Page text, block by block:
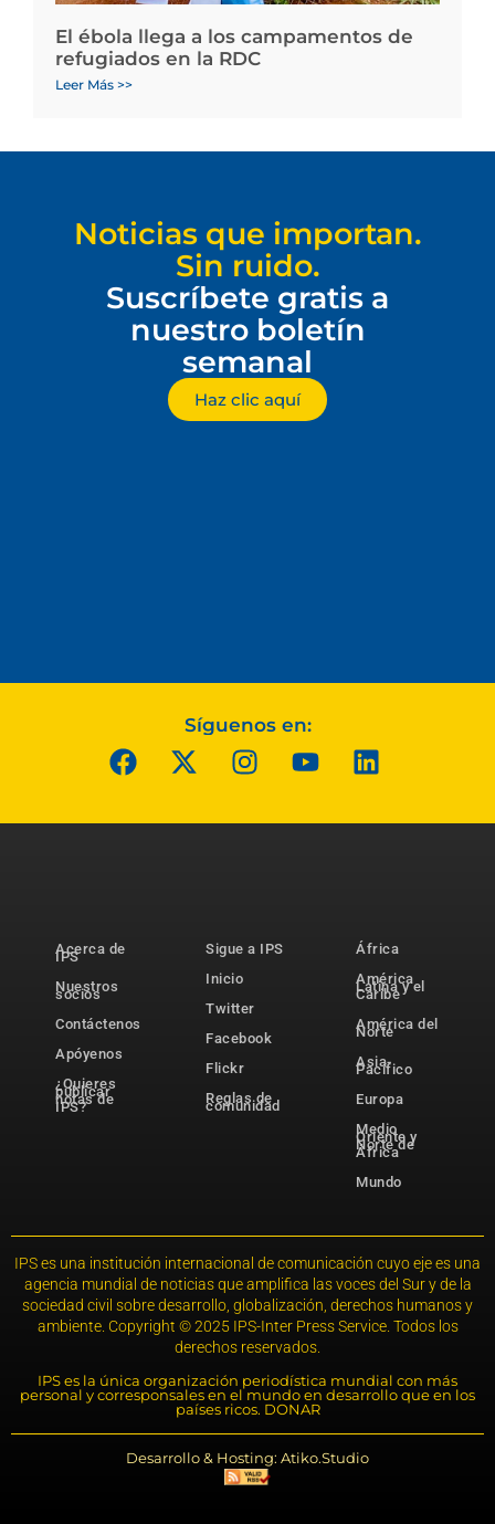
El ébola llega a los campamentos de
refugiados en la RDC
Leer Más >>
Noticias que importan.
Sin ruido.
Suscríbete gratis a
nuestro boletín
semanal
Haz clic aquí
Síguenos en:
Acerca de
IPS
Nuestros
socios
Contáctenos
Apóyenos
¿Quieres
publicar
notas de
IPS?
Sigue a IPS
Inicio
Twitter
Facebook
Flickr
Reglas de
comunidad
África
América
Latina y el
Caribe
América del
Norte
Asia-
Pacífico
Europa
Medio
Oriente y
Norte de
África
Mundo
IPS es una institución internacional de comunicación cuyo eje es una
agencia mundial de noticias que amplifica las voces del Sur y de la
sociedad civil sobre desarrollo, globalización, derechos humanos y
ambiente. Copyright © 2025 IPS-Inter Press Service. Todos los
derechos reservados.
IPS es la única organización periodística mundial con más
personal y corresponsales en el mundo en desarrollo que en los
países ricos. DONAR
Desarrollo & Hosting: Atiko.Studio